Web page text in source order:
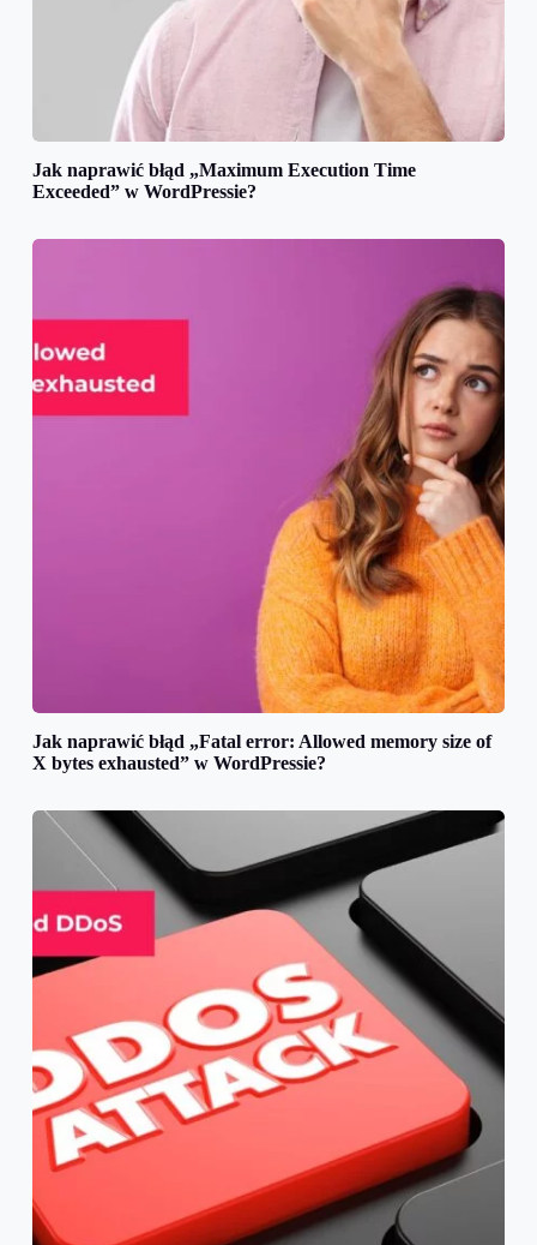
Jak naprawić błąd „Maximum Execution Time
Exceeded” w WordPressie?
Jak naprawić błąd „Fatal error: Allowed memory size of
X bytes exhausted” w WordPressie?